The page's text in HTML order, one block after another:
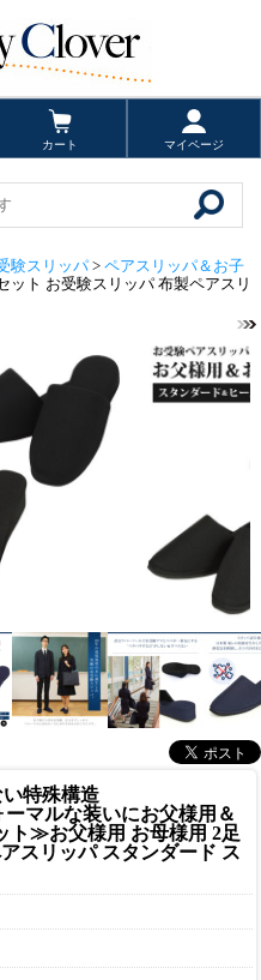
カート マイページ
験スリッパ > ペアスリッパ＆お子
ット お受験スリッパ 布製ペアスリ
特殊構造
マルな装いにお父様用＆
ト≫お父様用 お母様用 2足
スリッパ スタンダード ス